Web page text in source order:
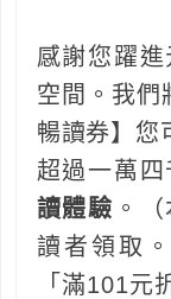
感謝您躍
空間。我們
暢讀券】您
超過一萬四
讀體驗 。
讀者領取
「滿101元